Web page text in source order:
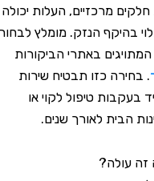
העלות יכולה
ל-2,000 ש"ח, תלוי בהיקף הנזק. מומלץ לבחור
באתרי הביקורות
כזו תבטיח שירות
טיפול לקוי או
לאורך שנים.